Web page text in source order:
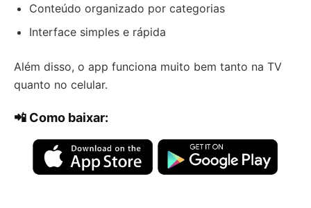
Conteúdo organizado por categorias
Interface simples e rápida
Além disso, o app funciona muito bem tanto na TV
quanto no celular.
📲 Como baixar: